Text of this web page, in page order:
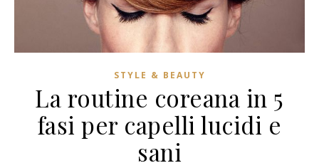
STYLE & BEAUTY
La routine coreana in 5
fasi per capelli lucidi e
sani